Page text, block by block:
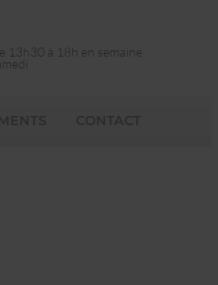
13h30 à 18h en semaine